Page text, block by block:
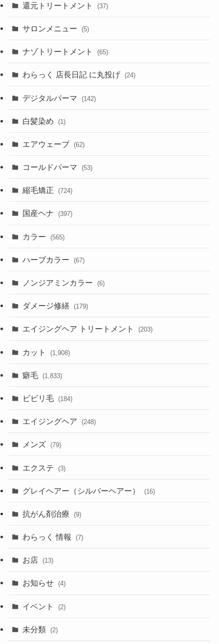
還元トリートメント (37)
サロンメニュー (5)
ナゾトリートメント (65)
わらっく 店長日記 に丸投げ (24)
デジタルパーマ (142)
白髪染め (1)
エアウェーブ (62)
コールドパーマ (53)
縮毛矯正 (724)
国産ヘナ (397)
カラー (565)
ハーブカラー (67)
ノンジアミンカラー (6)
ダメージ修繕 (179)
エイジングヘア トリートメント (203)
カット (1,908)
癖毛 (1,833)
ビビリ毛 (184)
エイジングヘア (248)
メンズ (79)
エクステ (3)
グレイヘアー（シルバーヘアー） (16)
抗がん剤治療 (9)
わらっく 情報 (7)
お店 (13)
お知らせ (4)
イベント (2)
未分類 (2)